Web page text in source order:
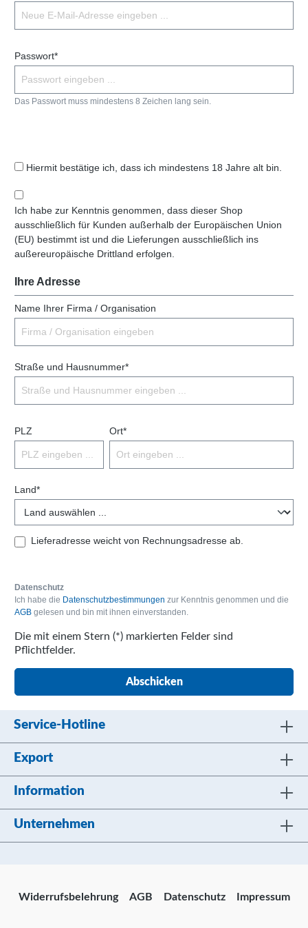
Passwort*
Das Passwort muss mindestens 8 Zeichen lang sein.
Hiermit bestätige ich, dass ich mindestens 18 Jahre alt bin.
Ich habe zur Kenntnis genommen, dass dieser Shop
ausschließlich für Kunden außerhalb der Europäischen Union
(EU) bestimmt ist und die Lieferungen ausschließlich ins
außereuropäische Drittland erfolgen.
Ihre Adresse
Name Ihrer Firma / Organisation
Straße und Hausnummer*
PLZ Ort*
Land*
Lieferadresse weicht von Rechnungsadresse ab.
Datenschutz
Ich habe die Datenschutzbestimmungen zur Kenntnis genommen und die
AGB gelesen und bin mit ihnen einverstanden.
Die mit einem Stern (*) markierten Felder sind
Pflichtfelder.
Abschicken
Service-Hotline
Export
Information
Unternehmen
Widerrufsbelehrung AGB Datenschutz Impressum